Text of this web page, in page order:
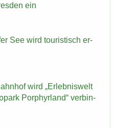
ein
See wird tou­ris­tisch er­
wird „Er­leb­nis­welt
Por­phyr­land“ ver­bin­